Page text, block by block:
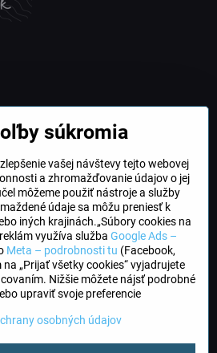
17.00
2026Copyright
súkromia
vašej návštevy tejto webovej
a zhromažďovanie údajov o jej
môžeme použiť nástroje a služby
údaje sa môžu preniesť k
iných krajinách.„Súbory cookies na
využíva služba Google Ads –
Meta – podrobnosti tu (Facebook,
„Prijať všetky cookies“ vyjadrujete
Nižšie môžete nájsť podrobné
upraviť svoje preferencie
osobných údajov